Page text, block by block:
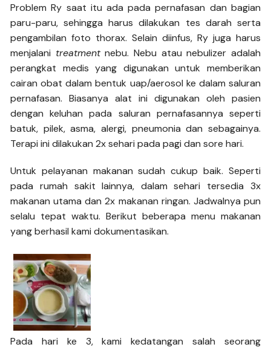
Problem Ry saat itu ada pada pernafasan dan bagian
paru-paru, sehingga harus dilakukan tes darah serta
pengambilan foto thorax. Selain diinfus, Ry juga harus
menjalani treatmentnebu. Nebu atau nebulizer adalah
perangkat medis yang digunakan untuk memberikan
cairan obat dalam bentuk uap/aerosol ke dalam saluran
pernafasan. Biasanya alat ini digunakan oleh pasien
dengan keluhan pada saluran pernafasannya seperti
batuk, pilek, asma, alergi, pneumonia dan sebagainya.
Terapi ini dilakukan 2x sehari pada pagi dan sore hari.
Untuk pelayanan makanan sudah cukup baik. Seperti
pada rumah sakit lainnya, dalam sehari tersedia 3x
makanan utama dan 2x makanan ringan. Jadwalnya pun
selalu tepat waktu. Berikut beberapa menu makanan
yang berhasil kami dokumentasikan.
Pada hari ke 3, kami kedatangan salah seorang